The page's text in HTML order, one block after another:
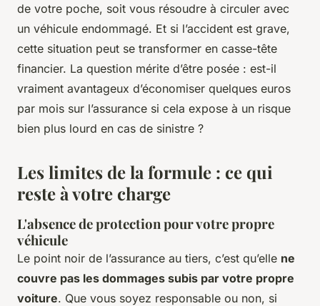
de votre poche, soit vous résoudre à circuler avec
un véhicule endommagé. Et si l’accident est grave,
cette situation peut se transformer en casse-tête
financier. La question mérite d’être posée : est-il
vraiment avantageux d’économiser quelques euros
par mois sur l’assurance si cela expose à un risque
bien plus lourd en cas de sinistre ?
Les limites de la formule : ce qui
reste à votre charge
L'absence de protection pour votre propre
véhicule
Le point noir de l’assurance au tiers, c’est qu’elle ne
couvre pas les dommages subis par votre propre
voiture. Que vous soyez responsable ou non, si